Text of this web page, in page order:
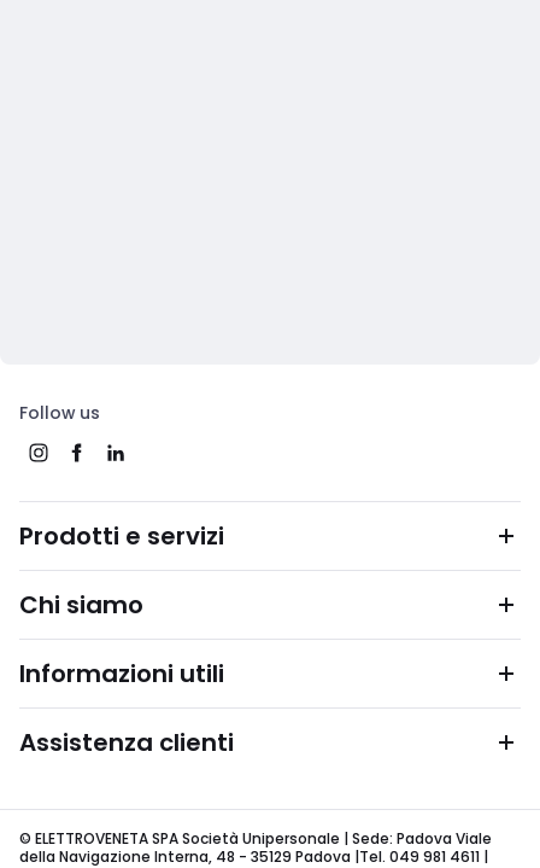
Follow us
Prodotti e servizi
Chi siamo
Informazioni utili
Assistenza clienti
© ELETTROVENETA SPA Società Unipersonale | Sede: Padova Viale
della Navigazione Interna, 48 - 35129 Padova |Tel. 049 981 4611 |